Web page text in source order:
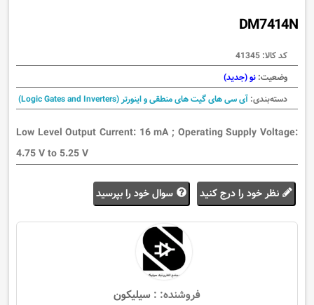
DM7414N
کد کالا: 41345
وضعیت: نو (جدید)
دسته‌بندی: آی سی های گیت های منطقی و اینورتر (Logic Gates and Inverters)
Low Level Output Current: 16 mA ; Operating Supply Voltage:
4.75 V to 5.25 V
نظر خود را درج کنید سوال خود را بپرسید
فروشنده: : سيليكون